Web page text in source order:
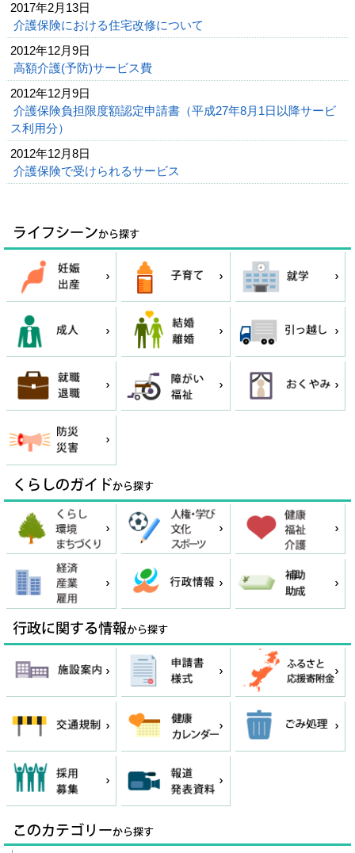
2017年2月13日
介護保険における住宅改修について
2012年12月9日
高額介護(予防)サービス費
2012年12月9日
介護保険負担限度額認定申請書（平成27年8月1日以降サービ
ス利用分）
2012年12月8日
介護保険で受けられるサービス